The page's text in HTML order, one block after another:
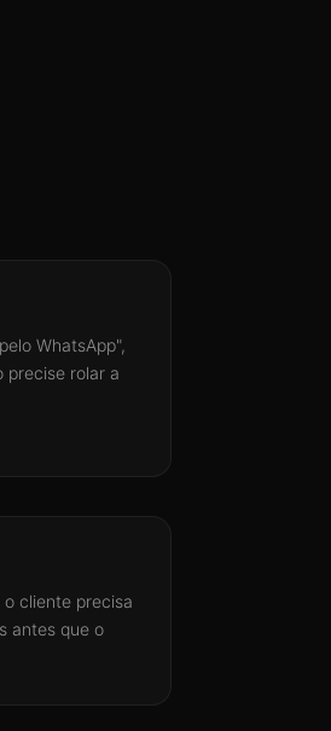
WhatsApp",
precise rolar a
cliente precisa
antes que o